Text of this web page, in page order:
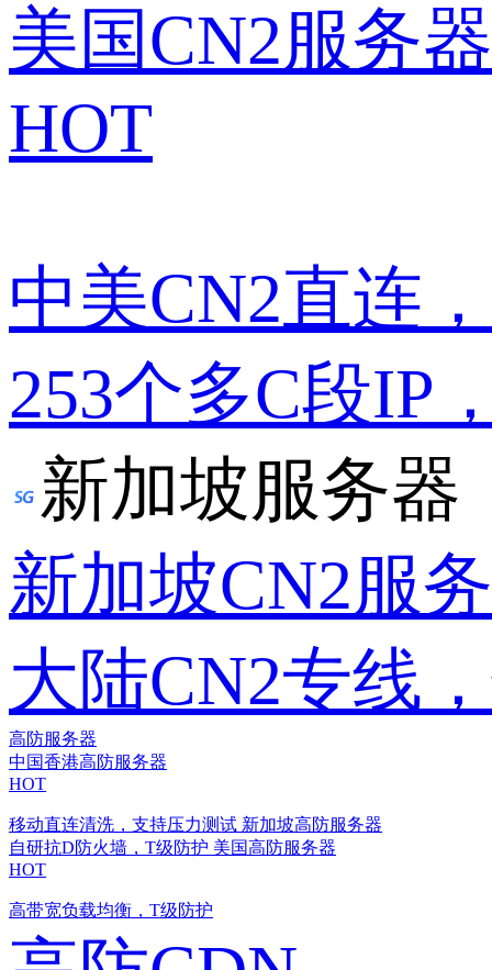
美国CN2服务器
HOT
中美CN2直连
253个多C段IP
新加坡服务器
新加坡CN2服
大陆CN2专线
高防服务器
中国香港高防服务器
HOT
移动直连清洗，支持压力测试 新加坡高防服务器
自研抗D防火墙，T级防护 美国高防服务器
HOT
高带宽负载均衡，T级防护